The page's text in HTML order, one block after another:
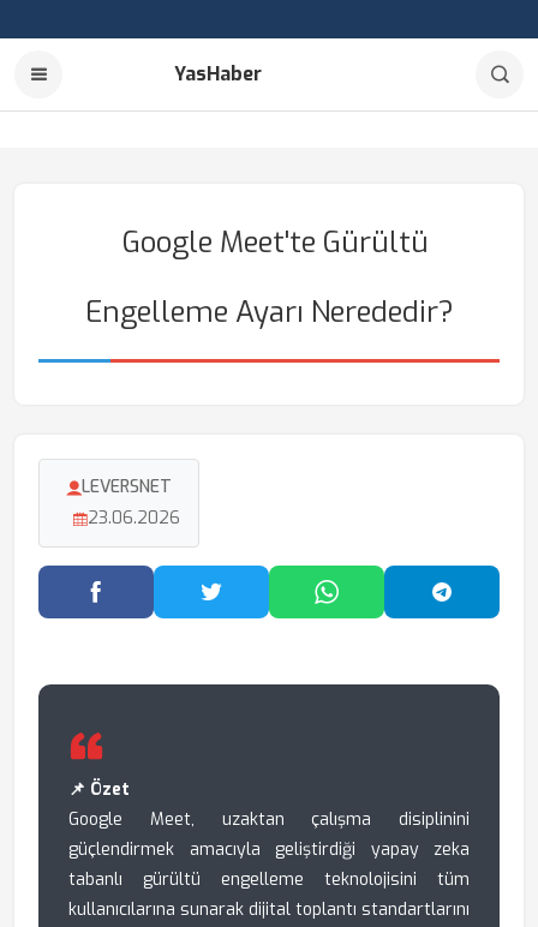
YasHaber
Google Meet'te Gürültü
Engelleme Ayarı Nerededir?
LEVERSNET
23.06.2026
Facebook'ta PaylaşTwitter'da PaylaşWhatsApp'ta Paylaş
📌 Özet
Google Meet, uzaktan çalışma disiplinini
güçlendirmek amacıyla geliştirdiği yapay zeka
tabanlı gürültü engelleme teknolojisini tüm
kullanıcılarına sunarak dijital toplantı standartlarını